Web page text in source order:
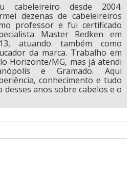
cabeleireiro desde 2004.
dezenas de cabeleireiros
professor e fui certificado
Master Redken em
atuando também como
da marca. Trabalho em
Horizonte/MG, mas já atendi
e Gramado. Aqui
conhecimento e tudo
anos sobre cabelos e o